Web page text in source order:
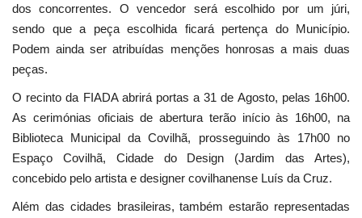
dos concorrentes. O vencedor será escolhido por um júri,
sendo que a peça escolhida ficará pertença do Município.
Podem ainda ser atribuídas menções honrosas a mais duas
peças.
O recinto da FIADA abrirá portas a 31 de Agosto, pelas 16h00.
As cerimónias oficiais de abertura terão início às 16h00, na
Biblioteca Municipal da Covilhã, prosseguindo às 17h00 no
Espaço Covilhã, Cidade do Design (Jardim das Artes),
concebido pelo artista e designer covilhanense Luís da Cruz.
Além das cidades brasileiras, também estarão representadas